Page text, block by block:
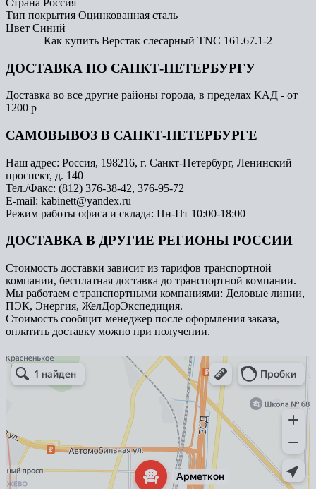
Тип покрытия Оцинкованная сталь
Цвет Синий
Как купить Верстак слесарный TNC 161.67.1-2
ДОСТАВКА ПО САНКТ-ПЕТЕРБУРГУ
Доставка во все другие районы города, в пределах КАД - от
1200 р
САМОВЫВОЗ В САНКТ-ПЕТЕРБУРГЕ
Наш адрес: Россия, 198216, г. Санкт-Петербург, Ленинский
проспект, д. 140
Тел./Факс: (812) 376-38-42, 376-95-72
E-mail: kabinett@yandex.ru
Режим работы офиса и склада: Пн-Пт 10:00-18:00
ДОСТАВКА В ДРУГИЕ РЕГИОНЫ РОССИИ
Стоимость доставки зависит из тарифов транспортной
компании, бесплатная доставка до транспортной компании.
Мы работаем с транспортными компаниями: Деловые линии,
ПЭК, Энергия, ЖелДорЭкспедиция.
Стоимость сообщит менеджер после оформления заказа,
оплатить доставку можно при получении.
Арметкон
Металлическая мебель в Санкт‑Петербурге
Торговое оборудование в Санкт‑Петербурге